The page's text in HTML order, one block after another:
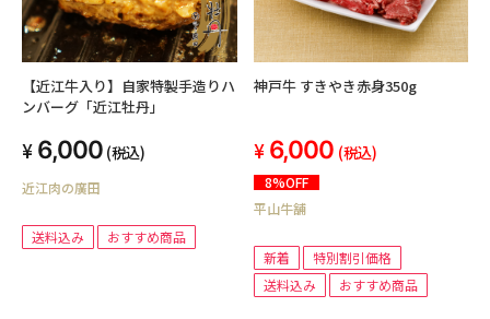
【近江牛入り】自家特製手造りハ
ンバーグ「近江牡丹」
6,000 (税込)
近江肉の廣田
送料込み おすすめ商品
神戸牛 すきやき赤身350g
6,000 (税込)
8%OFF
平山牛舗
新着
特別割引価格
送料込み
おすすめ商品